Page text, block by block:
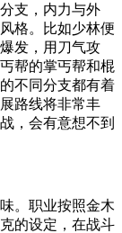
支，内力与外
格。比如少林便
发，用刀气攻
帮的掌丐帮和棍
不同分支都有着
路线将非常丰
，会有意想不到
。职业按照金木
的设定，在战斗